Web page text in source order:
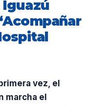
Iguazú
vez, el
marcha el